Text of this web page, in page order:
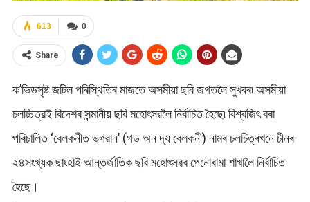
0
613
Share
ক’ভিডসৃষ্ট জটিল পৰিস্থিতিৰ মাজতে অসমীয়া ছবি জগতলৈ সুখবৰ৷ অসমীয়া
চলচ্চিত্রই বিদেশৰ সন্মানীয় ছবি মহোৎসৱলৈ নির্বাচিত হৈছে৷ বিশ্বজিৎ বৰা
পৰিচালিত ‘বেলকনীত ভগৱান’ (গড অন দ্য বেলকনী) নামৰ চলচিত্ৰখনে চীনৰ
২৪সংখ্যক ছাংহাই আন্তর্জাতিক ছবি মহোৎসৱৰ পেনোৰামা শাখালৈ নির্বাচিত
হৈছে।